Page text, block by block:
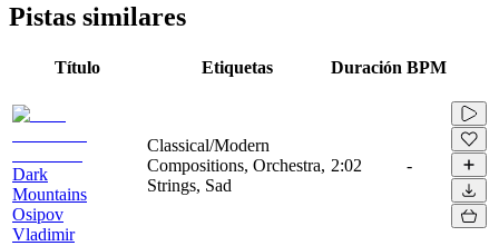
Pistas similares
Título Etiquetas Duración BPM
Dark
Mountains
Osipov
Vladimir
Classical/Modern
Compositions, Orchestra,
Strings, Sad
2:02 -